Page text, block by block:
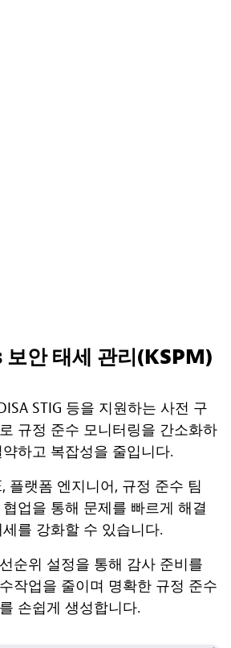
안 태세 관리(KSPM)
STIG 등을 지원하는 사전 구
규정 준수 모니터링을 간소화하
하고 복잡성을 줄입니다.
플랫폼 엔지니어, 규정 준수 팀
업을 통해 문제를 빠르게 해결
를 강화할 수 있습니다.
순위 설정을 통해 감사 준비를
작업을 줄이며 명확한 규정 준수
손쉽게 생성합니다.